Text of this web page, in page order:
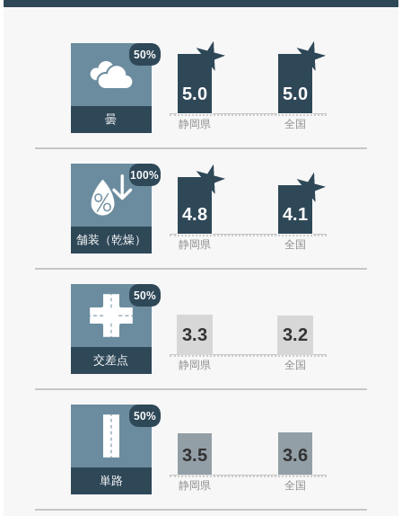
50%
曇
5.0 5.0
静岡県 全国
100%
舗装（乾燥）
4.8 4.1
静岡県 全国
50%
交差点
3.3 3.2
静岡県 全国
50%
単路
3.5 3.6
静岡県 全国